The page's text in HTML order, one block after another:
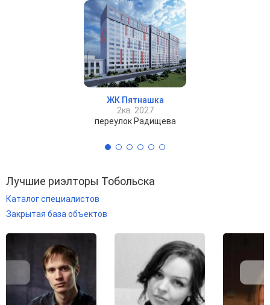
ЖК Пятнашка
2кв. 2027
переулок Радищева
Лучшие риэлторы Тобольска
Каталог специалистов
Закрытая база объектов